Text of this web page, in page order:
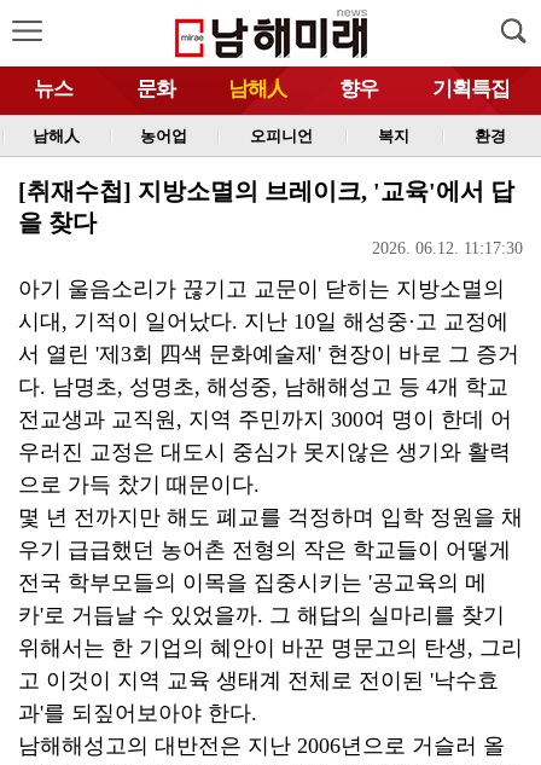
뉴스 문화 남해人 향우 기획특집
남해人 농어업 오피니언 복지 환경
[취재수첩] 지방소멸의 브레이크, '교육'에서 답
을 찾다
2026. 06.12. 11:17:30
아기 울음소리가 끊기고 교문이 닫히는 지방소멸의
시대, 기적이 일어났다. 지난 10일 해성중·고 교정에
서 열린 '제3회 四색 문화예술제' 현장이 바로 그 증거
다. 남명초, 성명초, 해성중, 남해해성고 등 4개 학교
전교생과 교직원, 지역 주민까지 300여 명이 한데 어
우러진 교정은 대도시 중심가 못지않은 생기와 활력
으로 가득 찼기 때문이다.
몇 년 전까지만 해도 폐교를 걱정하며 입학 정원을 채
우기 급급했던 농어촌 전형의 작은 학교들이 어떻게
전국 학부모들의 이목을 집중시키는 '공교육의 메
카'로 거듭날 수 있었을까. 그 해답의 실마리를 찾기
위해서는 한 기업의 혜안이 바꾼 명문고의 탄생, 그리
고 이것이 지역 교육 생태계 전체로 전이된 '낙수효
과'를 되짚어보아야 한다.
남해해성고의 대반전은 지난 2006년으로 거슬러 올